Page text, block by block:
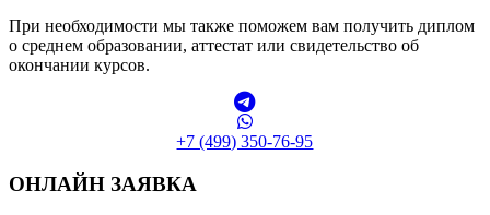
При необходимости мы также поможем вам получить диплом
о среднем образовании, аттестат или свидетельство об
окончании курсов.
+7 (499) 350-76-95
ОНЛАЙН ЗАЯВКА